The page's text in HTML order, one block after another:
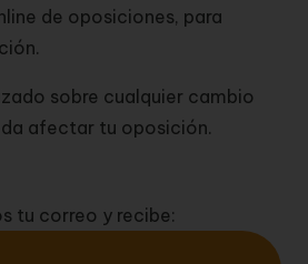
de oposiciones, para
sobre cualquier cambio
afectar tu oposición.
tu correo y recibe: